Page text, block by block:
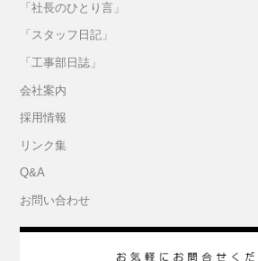
「社長のひとり言」
「スタッフ日記」
「工事部日誌」
会社案内
採用情報
リンク集
Q&A
お問い合わせ